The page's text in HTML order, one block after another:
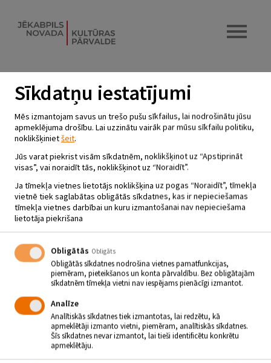
ZOLĪTE
13.11.2022 - plkst.10.00
Biržu Tautas nams
13.11. Plkst.10.00 Biržu Tautas namā notiks zolītes turnīrs.
Atpakaļ
SEKO MUMS
Sīkdatņu iestatījumi
Mēs izmantojam savus un trešo pušu sīkfailus, lai nodrošinātu jūsu
apmeklējuma drošību. Lai uzzinātu vairāk par mūsu sīkfailu politiku,
noklikšķinietšeit.
Jūs varat piekrist visām sīkdatnēm, noklikšķinot uz “Apstiprināt
visas”, vai noraidīt tās, noklikšķinot uz “Noraidīt”.
Ja tīmekļa vietnes lietotājs noklikšķina uz pogas “Noraidīt”, tīmekļa
vietnē tiek saglabātas obligātās sīkdatnes, kas ir nepieciešamas
tīmekļa vietnes darbībai un kuru izmantošanai nav nepieciešama
lietotāja piekrišana
Obligātās Obligāts
Obligātās sīkdatnes nodrošina vietnes pamatfunkcijas,
piemēram, pieteikšanos un konta pārvaldību. Bez obligātajām
sīkdatnēm tīmekļa vietni nav iespējams pienācīgi izmantot.
Analīze
Analītiskās sīkdatnes tiek izmantotas, lai redzētu, kā
apmeklētāji izmanto vietni, piemēram, analītiskās sīkdatnes.
Šīs sīkdatnes nevar izmantot, lai tieši identificētu konkrētu
apmeklētāju.